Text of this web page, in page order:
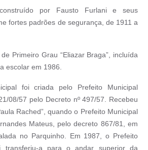
por Fausto Furlani e seus
fortes padrões de segurança, de 1911 a
Primeiro Grau “Eliazar Braga”, incluída
escolar em 1986.
foi criada pelo Prefeito Municipal
08/57 pelo Decreto nº 497/57. Recebeu
Rached”, quando o Prefeito Municipal
Mateus, pelo decreto 867/81, em
no Parquinho. Em 1987, o Prefeito
transferiu-a para o andar superior da